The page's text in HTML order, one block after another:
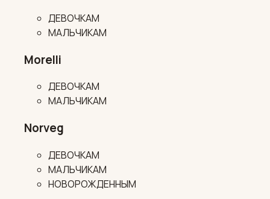
ДЕВОЧКАМ
МАЛЬЧИКАМ
Morelli
ДЕВОЧКАМ
МАЛЬЧИКАМ
Norveg
ДЕВОЧКАМ
МАЛЬЧИКАМ
НОВОРОЖДЕННЫМ